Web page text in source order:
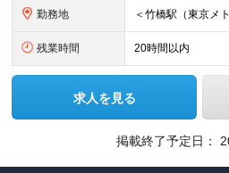
勤務地
残業時間 20時間以内
求人を見る
掲載終了予定日：